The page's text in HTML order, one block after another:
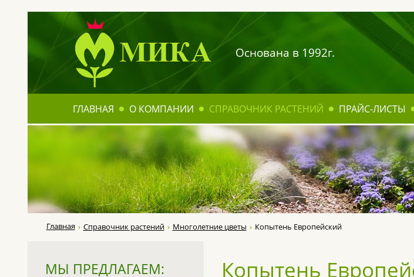
Основана в 1992г.
ГЛАВНАЯ О КОМПАНИИ СПРАВОЧНИК РАСТЕНИЙ ПРАЙС-ЛИСТЫ
Главная Справочник растений Многолетние цветы Копытень Европейский
МЫ ПРЕДЛАГАЕМ: Копытень